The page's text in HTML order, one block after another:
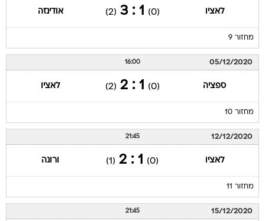
לאציו (0)
1 : 3
(2) אודינזה
מחזור 9
05/12/2020
16:00
ספציה (0)
1 : 2
(2) לאציו
מחזור 10
12/12/2020
21:45
לאציו (0)
1 : 2
(1) ורונה
מחזור 11
15/12/2020
21:45